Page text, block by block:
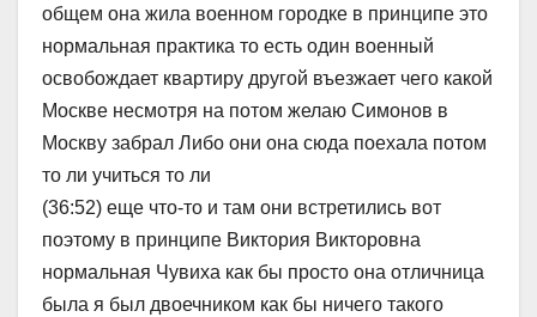
общем она жила военном городке в принципе это
нормальная практика то есть один военный
освобождает квартиру другой въезжает чего какой
Москве несмотря на потом желаю Симонов в
Москву забрал Либо они она сюда поехала потом
то ли учиться то ли
(36:52) еще что-то и там они встретились вот
поэтому в принципе Виктория Викторовна
нормальная Чувиха как бы просто она отличница
была я был двоечником как бы ничего такого